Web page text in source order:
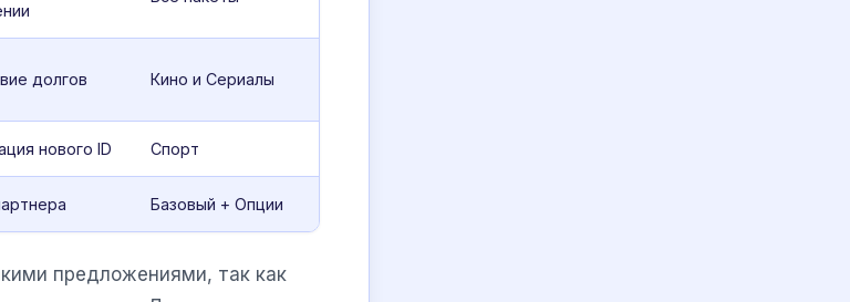
долгов Кино и Сериалы
нового ID Спорт
Базовый + Опции
предложениями, так как